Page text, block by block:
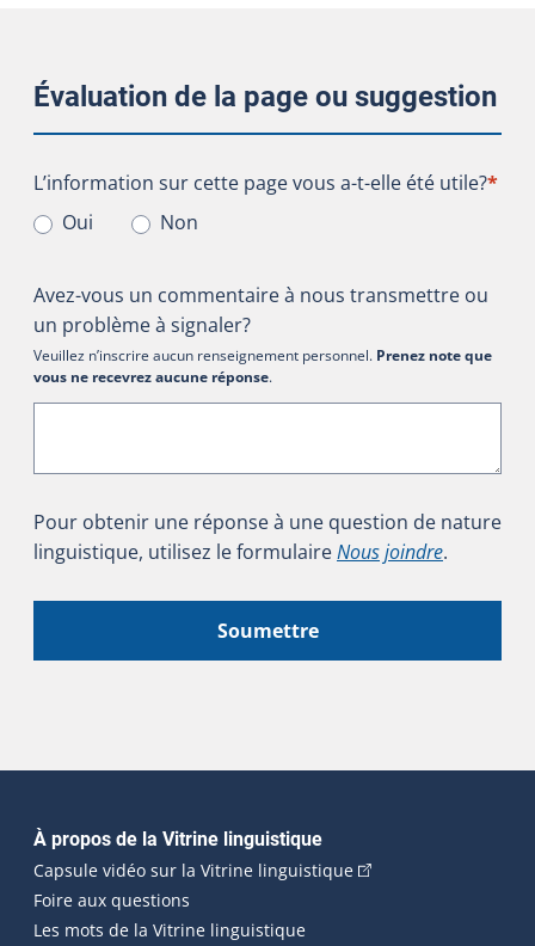
Évaluation de la page ou suggestion
L’information sur cette page vous a-t-elle été utile?
L’information sur cette page vous a-t-elle été utile?*
Oui
Non
Avez-vous un commentaire à nous transmettre ou
un problème à signaler?
Veuillez n’inscrire aucun renseignement personnel. Prenez note que
vous ne recevrez aucune réponse.
Pour obtenir une réponse à une question de nature
linguistique, utilisez le formulaireNous joindre.
Soumettre
Navigation principale
À propos de la Vitrine linguistique
Capsule vidéo sur la Vitrine linguistique(Cet hyperlien
Foire aux questions
Les mots de la Vitrine linguistique